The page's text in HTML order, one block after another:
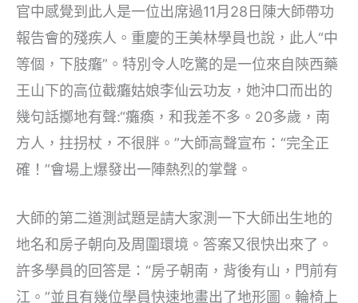
官中感覺到此人是一位出席過11月28日陳大師帶功
報告會的殘疾人。重慶的王美林學員也說，此人“中
等個，下肢癱”。特別令人吃驚的是一位來自陝西藥
王山下的高位截癱姑娘李仙云功友，她沖口而出的
幾句話擲地有聲:“癱瘓，和我差不多。20多歲，南
方人，拄拐杖，不很胖。”大師高聲宣布：“完全正
確！”會場上爆發出一陣熱烈的掌聲。
大師的第二道測試題是請大家測一下大師出生地的
地名和房子朝向及周圍環境。答案又很快出來了。
許多學員的回答是：“房子朝南，背後有山，門前有
江。”並且有幾位學員快速地畫出了地形圖。輪椅上